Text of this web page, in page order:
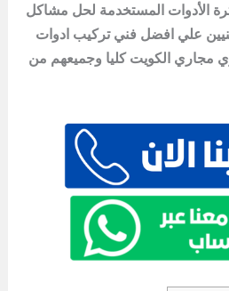
الأدوات المستخدمة لحل مشاكل
علي افضل فني تركيب ادوات
مجاري الكويت كليا وجميعهم من